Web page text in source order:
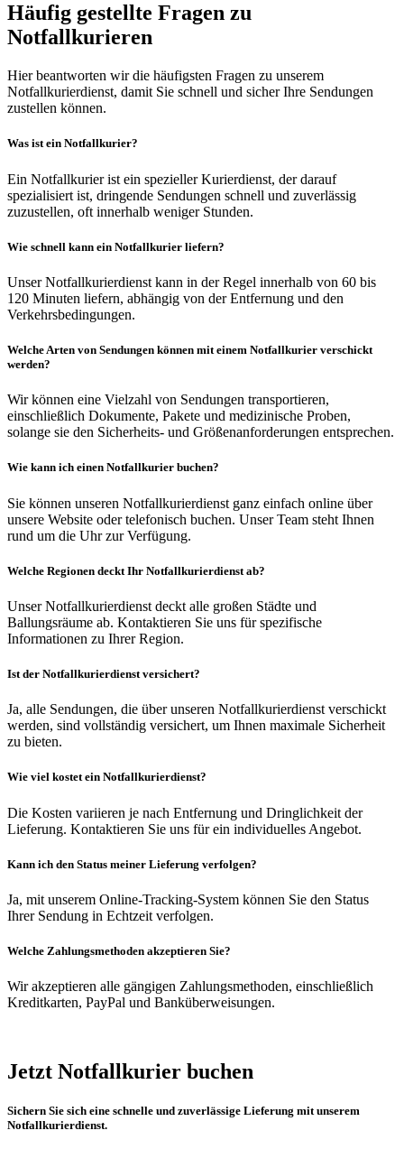
Häufig gestellte Fragen zu
Notfallkurieren
Hier beantworten wir die häufigsten Fragen zu unserem
Notfallkurierdienst, damit Sie schnell und sicher Ihre Sendungen
zustellen können.
Was ist ein Notfallkurier?
Ein Notfallkurier ist ein spezieller Kurierdienst, der darauf
spezialisiert ist, dringende Sendungen schnell und zuverlässig
zuzustellen, oft innerhalb weniger Stunden.
Wie schnell kann ein Notfallkurier liefern?
Unser Notfallkurierdienst kann in der Regel innerhalb von 60 bis
120 Minuten liefern, abhängig von der Entfernung und den
Verkehrsbedingungen.
Welche Arten von Sendungen können mit einem Notfallkurier verschickt
werden?
Wir können eine Vielzahl von Sendungen transportieren,
einschließlich Dokumente, Pakete und medizinische Proben,
solange sie den Sicherheits- und Größenanforderungen entsprechen.
Wie kann ich einen Notfallkurier buchen?
Sie können unseren Notfallkurierdienst ganz einfach online über
unsere Website oder telefonisch buchen. Unser Team steht Ihnen
rund um die Uhr zur Verfügung.
Welche Regionen deckt Ihr Notfallkurierdienst ab?
Unser Notfallkurierdienst deckt alle großen Städte und
Ballungsräume ab. Kontaktieren Sie uns für spezifische
Informationen zu Ihrer Region.
Ist der Notfallkurierdienst versichert?
Ja, alle Sendungen, die über unseren Notfallkurierdienst verschickt
werden, sind vollständig versichert, um Ihnen maximale Sicherheit
zu bieten.
Wie viel kostet ein Notfallkurierdienst?
Die Kosten variieren je nach Entfernung und Dringlichkeit der
Lieferung. Kontaktieren Sie uns für ein individuelles Angebot.
Kann ich den Status meiner Lieferung verfolgen?
Ja, mit unserem Online-Tracking-System können Sie den Status
Ihrer Sendung in Echtzeit verfolgen.
Welche Zahlungsmethoden akzeptieren Sie?
Wir akzeptieren alle gängigen Zahlungsmethoden, einschließlich
Kreditkarten, PayPal und Banküberweisungen.
Jetzt Notfallkurier buchen
Sichern Sie sich eine schnelle und zuverlässige Lieferung mit unserem
Notfallkurierdienst.